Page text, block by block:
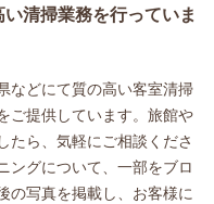
清掃業務を行っていま
などにて質の高い客室清掃
ご提供しています。旅館や
たら、気軽にご相談くださ
ングについて、一部をブロ
の写真を掲載し、お客様に